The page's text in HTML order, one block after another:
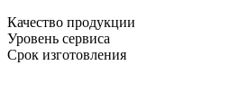
Качество продукции
Уровень сервиса
Срок изготовления